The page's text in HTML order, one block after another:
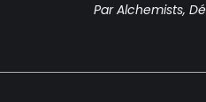
Par Alchemists,